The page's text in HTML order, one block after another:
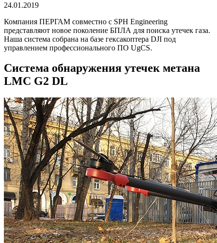
24.01.2019
Компания ПЕРГАМ совместно с SPH Engineering
представляют новое поколение БПЛА для поиска утечек газа.
Наша система собрана на базе гексакоптера DJI под
управлением профессионального ПО UgCS.
Система обнаружения утечек метана
LMC G2 DL